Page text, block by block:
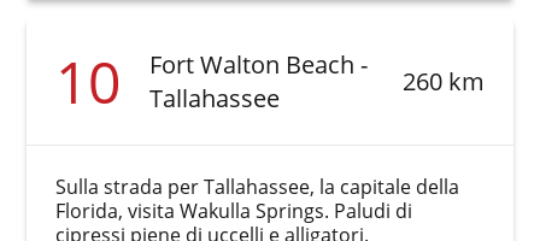
10
Fort Walton Beach -
Tallahassee
260 km
Sulla strada per Tallahassee, la capitale della
Florida, visita Wakulla Springs. Paludi di
cipressi piene di uccelli e alligatori.